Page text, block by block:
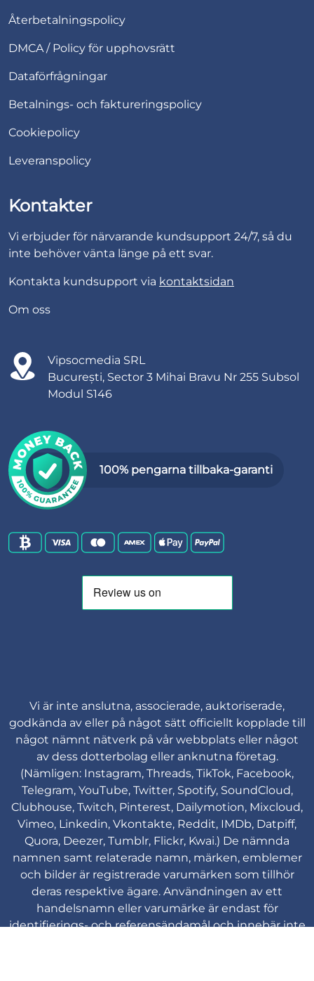
Återbetalningspolicy
DMCA / Policy för upphovsrätt
Dataförfrågningar
Betalnings- och faktureringspolicy
Cookiepolicy
Leveranspolicy
Kontakter
Vi erbjuder för närvarande kundsupport 24/7, så du
inte behöver vänta länge på ett svar.
Kontakta kundsupport via kontaktsidan
Om oss
Vipsocmedia SRL
București, Sector 3 Mihai Bravu Nr 255 Subsol
Modul S146
100% pengarna tillbaka-garanti
Vi är inte anslutna, associerade, auktoriserade,
godkända av eller på något sätt officiellt kopplade till
något nämnt nätverk på vår webbplats eller något
av dess dotterbolag eller anknutna företag.
(Nämligen: Instagram, Threads, TikTok, Facebook,
Telegram, YouTube, Twitter, Spotify, SoundCloud,
Clubhouse, Twitch, Pinterest, Dailymotion, Mixcloud,
Vimeo, Linkedin, Vkontakte, Reddit, IMDb, Datpiff,
Quora, Deezer, Tumblr, Flickr, Kwai.) De nämnda
namnen samt relaterade namn, märken, emblemer
och bilder är registrerade varumärken som tillhör
deras respektive ägare. Användningen av ett
handelsnamn eller varumärke är endast för
identifierings- och referensändamål och innebär inte